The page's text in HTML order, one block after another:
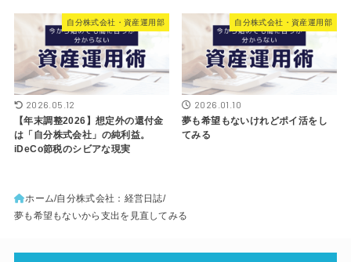
自分株式会社・資産運用部
2026.05.12
【年末調整2026】想定外の還付金
は「自分株式会社」の純利益。
iDeCo節税のシビアな現実
自分株式会社・資産運用部
2026.01.10
夢も希望もないけれどポイ活をし
てみる
ホーム 自分株式会社：経営日誌
夢も希望もないから支出を見直してみる